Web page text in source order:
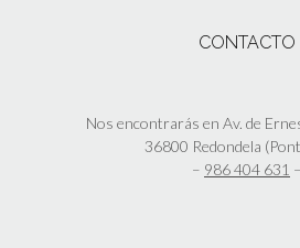
producto
opciones
elegir
en
la
CONTACTO
Nos encontrarás en Av. de
36800 Redondela
– 986 404 631 –